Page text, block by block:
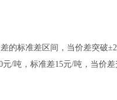
的标准差区间，当价差突破
/吨，标准差15元/吨，当价